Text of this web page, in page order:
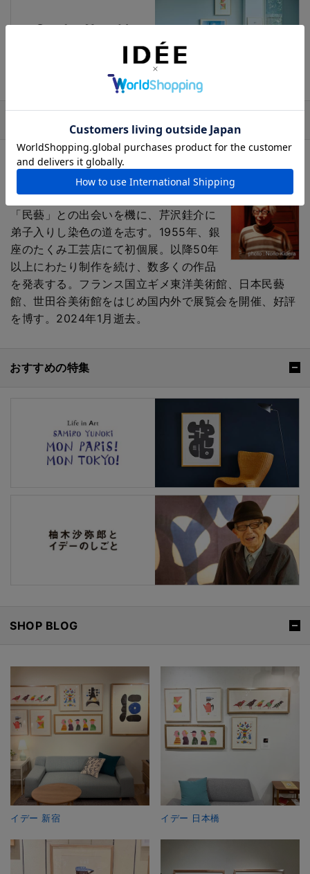
柚木 沙弥郎 Samiro Yunoki
1922年東京生まれ。柳宗悦が提唱する
「民藝」との出会いを機に、芹沢銈介に
弟子入りし染色の道を志す。1955年、銀
座のたくみ工芸店にて初個展。以降50年
以上にわたり制作を続け、数多くの作品
を発表する。フランス国立ギメ東洋美術館、日本民藝
館、世田谷美術館をはじめ国内外で展覧会を開催、好評
を博す。2024年1月逝去。
おすすめの特集
SHOP BLOG
イデー 新宿 イデー 日本橋